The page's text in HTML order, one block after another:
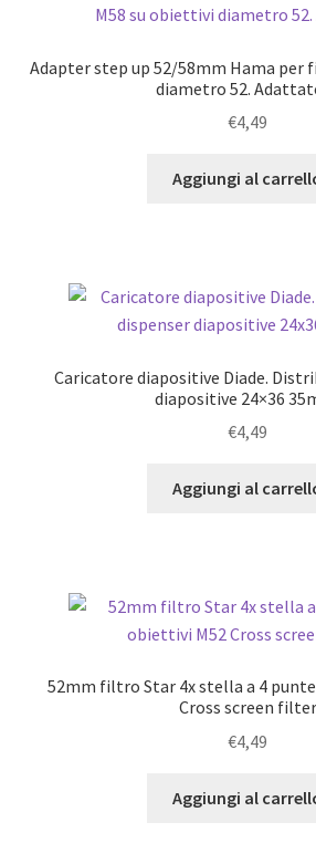
Adapter step up 52/58mm Hama per
diametro 52.
€4,49
Aggiungi al
Caricatore diapositive Diade.
diapositive 24×36
€4,49
Aggiungi al
52mm filtro Star 4x stella a 4
Cross screen filter
€4,49
Aggiungi al